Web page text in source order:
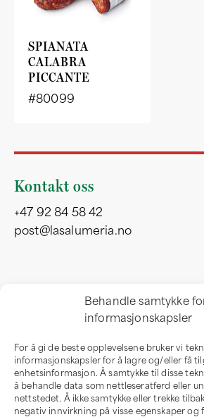
Behandle samtykke
informasjonskapsler
For å gi de beste opplevelsene bruker vi
informasjonskapsler for å lagre og/eller få
enhetsinformasjon. Å samtykke til disse
å behandle data som nettleseratferd eller
nettstedet. Å ikke samtykke eller trekke
negativ innvirkning på visse egenskaper og
SPIANATA
CALABRA
PICCANTE
#80099
Kontakt oss
+47 92 84 58 42
post@lasalumeria.no
Professor Birkelandsvei 32 b
1081 Oslo
Norge